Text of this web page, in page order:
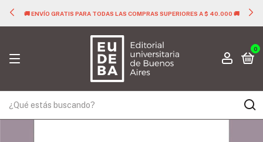
🚚 ENVÍO GRATIS PARA TODAS LAS COMPRAS SUPERIORES A $ 40.000 🚚
0